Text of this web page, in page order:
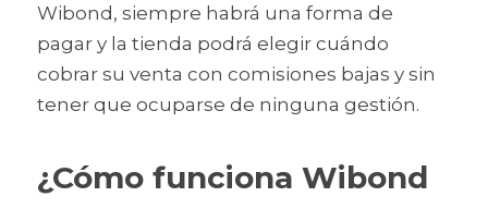
Wibond, siempre habrá una forma de
pagar y la tienda podrá elegir cuándo
cobrar su venta con comisiones bajas y sin
tener que ocuparse de ninguna gestión.
¿Cómo funciona Wibond